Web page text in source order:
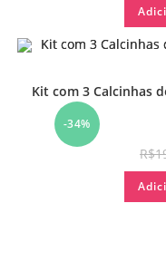
-34%
Kit com 3 Calcinhas
R$